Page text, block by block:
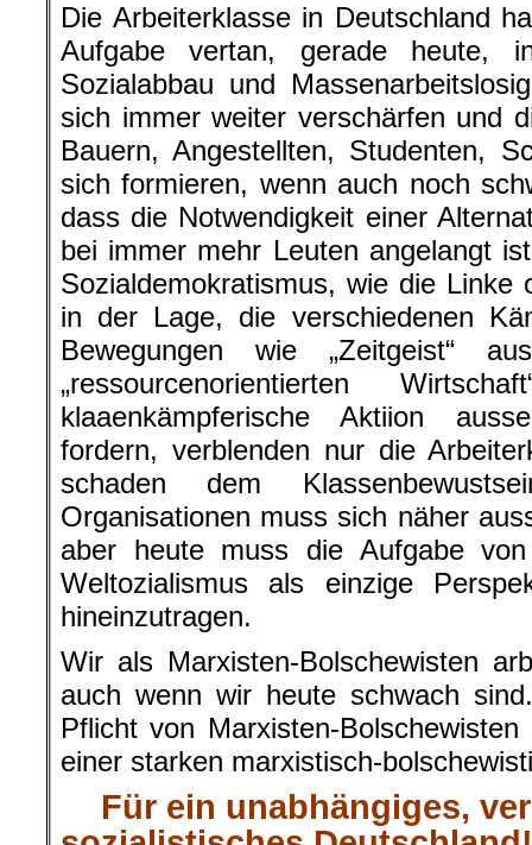
Die Arbeiterklasse in Deutschland
Aufgabe vertan, gerade heute,
Sozialabbau und
sich immer weiter verschärfen und
Bauern, Angestellten, Studenten,
sich formieren, wenn auch noch
dass die Notwendigkeit einer
bei immer mehr Leuten angelangt
Sozialdemokratismus, wie die Linke
in der Lage, die verschiedenen
Bewegungen wie „Zeitgeist“
„ressourcenorientierten
klaaenkämpferische Aktiion
fordern, verblenden nur die
schaden dem
Organisationen muss sich näher
aber heute muss die Aufgabe
Weltozialismus als einzige
hineinzutragen.
Wir als Marxisten-Bolschewisten
auch wenn wir heute schwach
Pflicht von Marxisten-
einer starken marxistisch-
Für ein unabhängiges,